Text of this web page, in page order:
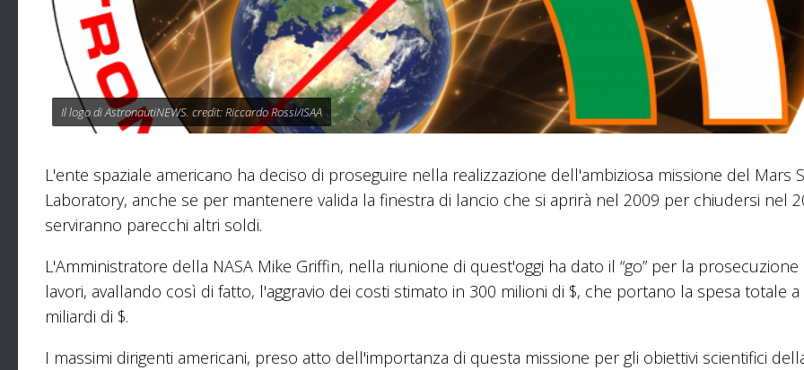
Il logo di AstronautiNEWS. credit: Riccardo Rossi/ISAA
L'ente spaziale americano ha deciso di proseguire nella realizzazione dell'ambiziosa missione del Mars
Laboratory, anche se per mantenere valida la finestra di lancio che si aprirà nel 2009 per chiudersi nel
serviranno parecchi altri soldi.
L'Amministratore della NASA Mike Griffin, nella riunione di quest'oggi ha dato il “go” per la prosecuzione
lavori, avallando così di fatto, l'aggravio dei costi stimato in 300 milioni di $, che portano la spesa totale a
miliardi di $.
I massimi dirigenti americani, preso atto dell'importanza di questa missione per gli obiettivi scientifici